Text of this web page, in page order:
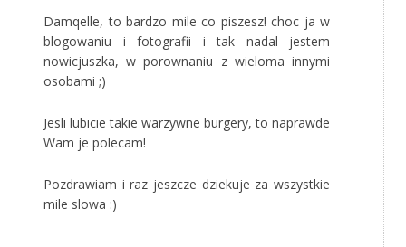
Damqelle, to bardzo mile co piszesz! choc ja w
blogowaniu i fotografii i tak nadal jestem
nowicjuszka, w porownaniu z wieloma innymi
osobami ;)
Jesli lubicie takie warzywne burgery, to naprawde
Wam je polecam!
Pozdrawiam i raz jeszcze dziekuje za wszystkie
mile slowa :)